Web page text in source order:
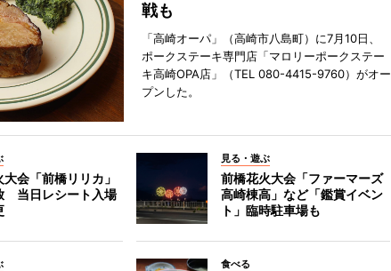
戦も
「高崎オーパ」（高崎市八島町）に7月10日、
ポークステーキ専門店「マロリーポークステー
キ高崎OPA店」（TEL 080-4415-9760）がオー
プンした。
会「前橋リリカ」
当日レシート入場
見る・遊ぶ
前橋花火大会「ファーマーズ
高崎棟高」など「鑑賞イベン
ト」臨時駐車場も
食べる